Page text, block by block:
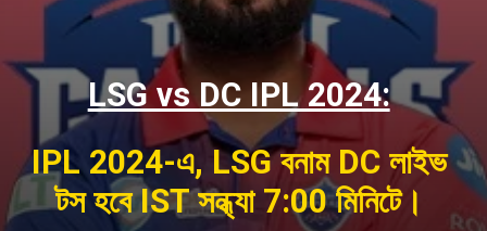
LSG vs DC IPL 2024:
IPL 2024-এ, LSG বনাম DC লাইভ
টস হবে IST সন্ধ্যা 7:00 মিনিটে।